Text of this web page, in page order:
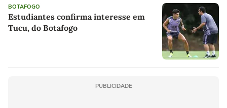
BOTAFOGO
Estudiantes confirma interesse em
Tucu, do Botafogo
PUBLICIDADE